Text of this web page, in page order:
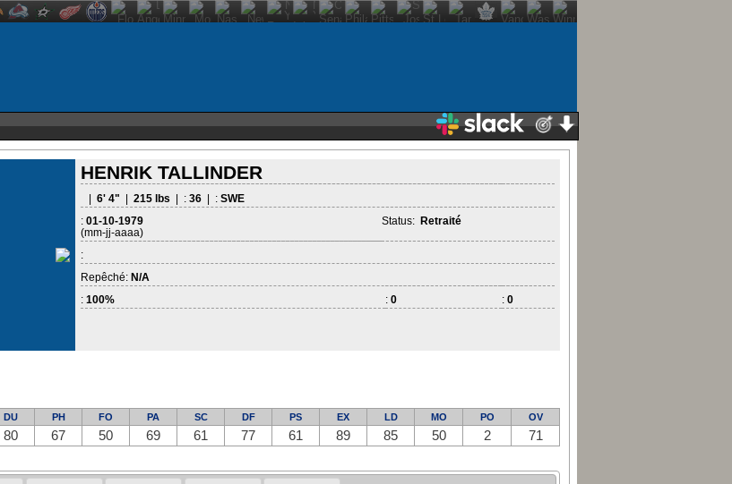
HENRIK TALLINDER
| 6' 4" | 215 lbs | : 36 | : SWE
: 01-10-1979
(mm-jj-aaaa)
Status: Retraité
:
Repêché: N/A
: 100% : 0 : 0
DU PH FO PA SC DF PS EX LD MO PO OV
80 67 50 69 61 77 61 89 85 50 2 71